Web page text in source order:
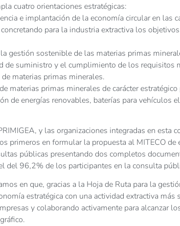
cuatro orientaciones estratégicas:
e implantación de la economía circular en las
para la industria extractiva los
gestión sostenible de las materias primas
de suministro y el cumplimiento de los requisitos
materias primas minerales.
materias primas minerales de carácter
de energías renovables, baterías para vehículos
y las organizaciones integradas en esta
primeros en formular la propuesta al MITECO
públicas presentando dos completos
del 96,2% de los participantes en la consulta
en que, gracias a la Hoja de Ruta para la
estratégica con una actividad extractiva
y colaborando activamente para alcanzar